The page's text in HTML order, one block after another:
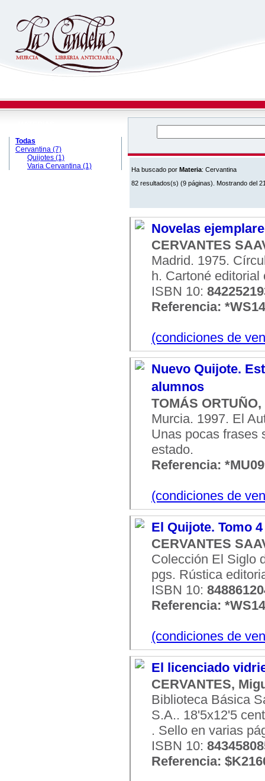
Todas
Cervantina (7)
Quijotes (1)
Varia Cervantina (1)
Ha buscado por Materia: Cervantina
82 resultados(s) (9 páginas). Mostrando del
Novelas
CERVANTES
Madrid. 1975.
h. Cartoné
ISBN 10:
Referencia:
(condiciones de
Nuevo Quijote.
alumnos
TOMÁS
Murcia. 1997. El
Unas pocas frases
estado.
Referencia:
(condiciones de
El Quijote. Tomo 4
CERVANTES
Colección El Siglo
pgs. Rústica
ISBN 10:
Referencia:
(condiciones de
El licenciado
CERVANTES,
Biblioteca Básica
S.A.. 18'5x12'5
. Sello en varias
ISBN 10:
Referencia: